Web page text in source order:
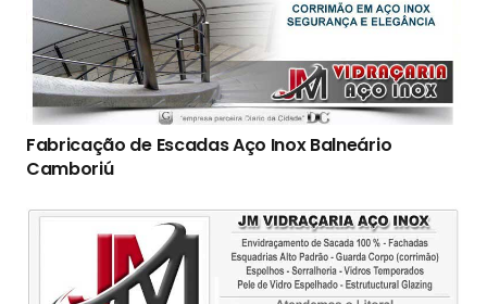
Fabricação de Escadas Aço Inox Balneário
Camboriú